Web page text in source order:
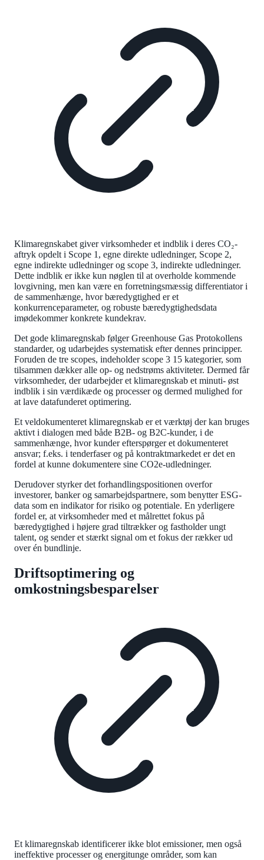
Klimaregnskabet giver virksomheder et indblik i deres CO₂-
aftryk opdelt i Scope 1, egne direkte udledninger, Scope 2,
egne indirekte udledninger og scope 3, indirekte udledninger.
Dette indblik er ikke kun nøglen til at overholde kommende
lovgivning, men kan være en forretningsmæssig differentiator i
de sammenhænge, hvor bæredygtighed er et
konkurrenceparameter, og robuste bæredygtighedsdata
imødekommer konkrete kundekrav.
Det gode klimaregnskab følger Greenhouse Gas Protokollens
standarder, og udarbejdes systematisk efter dennes principper.
Foruden de tre scopes, indeholder scope 3 15 kategorier, som
tilsammen dækker alle op- og nedstrøms aktiviteter. Dermed får
virksomheder, der udarbejder et klimaregnskab et minuti- øst
indblik i sin værdikæde og processer og dermed mulighed for
at lave datafunderet optimering.
Et veldokumenteret klimaregnskab er et værktøj der kan bruges
aktivt i dialogen med både B2B- og B2C-kunder, i de
sammenhænge, hvor kunder efterspørger et dokumenteret
ansvar; f.eks. i tenderfaser og på kontraktmarkedet er det en
fordel at kunne dokumentere sine CO2e-udledninger.
Derudover styrker det forhandlingspositionen overfor
investorer, banker og samarbejdspartnere, som benytter ESG-
data som en indikator for risiko og potentiale. En yderligere
fordel er, at virksomheder med et målrettet fokus på
bæredygtighed i højere grad tiltrækker og fastholder ungt
talent, og sender et stærkt signal om et fokus der rækker ud
over én bundlinje.
Driftsoptimering og
omkostningsbesparelser
Et klimaregnskab identificerer ikke blot emissioner, men også
ineffektive processer og energitunge områder, som kan